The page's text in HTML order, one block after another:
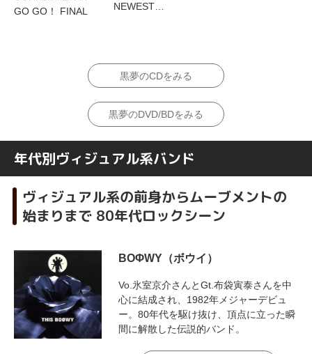
GO GO！ FINAL
NEWEST
黒夢のCDをみる
黒夢のDVD/BDをみる
年代別ヴィジュアル系バンド
ヴィジュアル系の前身からムーブメントの
始まりまで 80年代ロックシーン
BOΦWY（ボウイ）
Vo.氷室京介さんとGt.布袋寅泰さんを中
心に結成され、1982年メジャーデビュ
ー。80年代を駆け抜け、頂点に立った瞬
間に解散した伝説的バンド。